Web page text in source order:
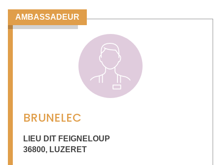
AMBASSADEUR
BRUNELEC
LIEU DIT FEIGNELOUP
36800, LUZERET